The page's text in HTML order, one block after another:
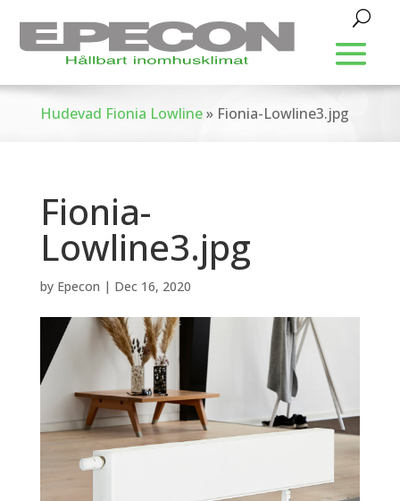
Hudevad Fionia Lowline» Fionia-Lowline3.jpg
Fionia-
Lowline3.jpg
by Epecon | Dec 16, 2020